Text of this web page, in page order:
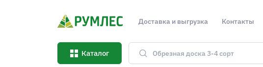
Доставка и выгрузка Контакты
Каталог